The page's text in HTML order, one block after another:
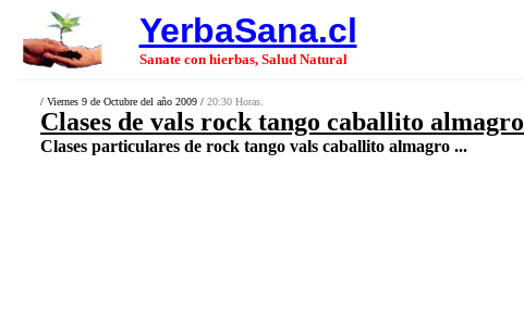
YerbaSana.cl
Sanate con hierbas, Salud Natural
/ Viernes 9 de Octubre del año 2009 / 20:30 Horas.
Clases de vals rock tango caballito almagro
Clases particulares de rock tango vals caballito almagro ...